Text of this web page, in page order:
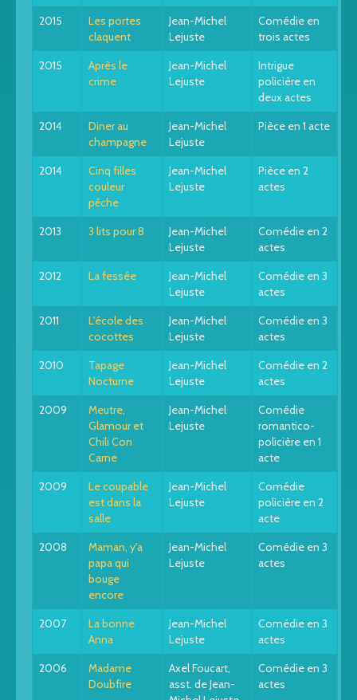
2015
Les portes
claquent
Jean-Michel
Lejuste
Comédie en
trois actes
2015
Après le
crime
Jean-Michel
Lejuste
Intrigue
policière en
deux actes
2014
Diner au
champagne
Jean-Michel
Lejuste
Pièce en 1 acte
2014
Cinq filles
couleur
pêche
Jean-Michel
Lejuste
Pièce en 2
actes
2013 3 lits pour 8
Jean-Michel
Lejuste
Comédie en 2
actes
2012
La fessée
Jean-Michel
Lejuste
Comédie en 3
actes
2011
L'école des
cocottes
Jean-Michel
Lejuste
Comédie en 3
actes
2010
Tapage
Nocturne
Jean-Michel
Lejuste
Comédie en 2
actes
2009
Meutre,
Glamour et
Chili Con
Carne
Jean-Michel
Lejuste
Comédie
romantico-
policière en 1
acte
2009
Le coupable
est dans la
salle
Jean-Michel
Lejuste
Comédie
policière en 2
acte
2008
Maman, y'a
papa qui
bouge
encore
Jean-Michel
Lejuste
Comédie en 3
actes
2007
La bonne
Anna
Jean-Michel
Lejuste
Comédie en 3
actes
2006
Madame
Doubfire
Axel Foucart,
asst. de Jean-
Comédie en 3
actes